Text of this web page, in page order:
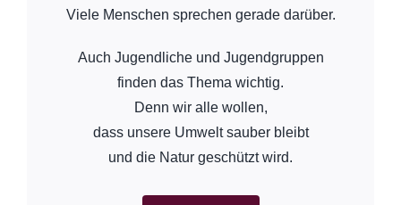
Viele Menschen sprechen gerade darüber.
Auch Jugendliche und Jugendgruppen
finden das Thema wichtig.
Denn wir alle wollen,
dass unsere Umwelt sauber bleibt
und die Natur geschützt wird.